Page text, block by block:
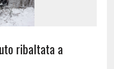
ribaltata a